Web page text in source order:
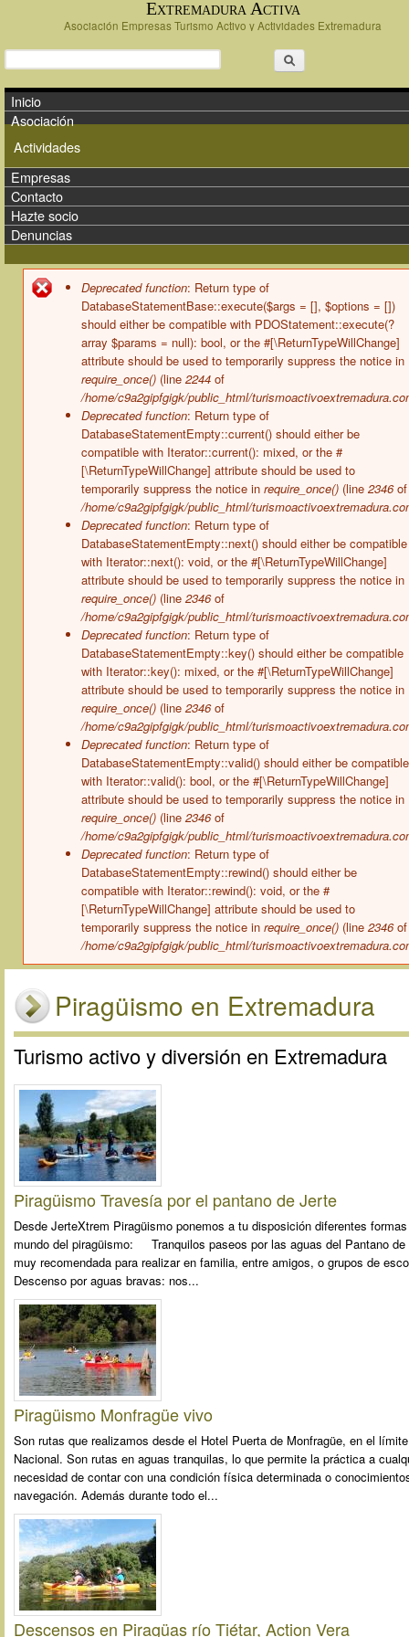
Pasar al contenido principal
Extremadura Activa
Asociación Empresas Turismo Activo y Actividades Extremadura
Formulario de búsqueda
Menú principal
Inicio
Asociación
Actividades
Empresas
Contacto
Hazte socio
Denuncias
Mensaje de error
Deprecated function: Return type of
DatabaseStatementBase::execute($args = [], $options = [])
should either be compatible with PDOStatement::execute(?
array $params = null): bool, or the #[\ReturnTypeWillChange]
attribute should be used to temporarily suppress the notice in
require_once() (line 2244 of
/home/c9a2gipfgigk/public_html/
Deprecated function: Return type of
DatabaseStatementEmpty::current() should either be
compatible with Iterator::current(): mixed, or the #
[\ReturnTypeWillChange] attribute should be used to
temporarily suppress the notice in require_once() (line 2346of
/home/c9a2gipfgigk/public_html/
Deprecated function: Return type of
DatabaseStatementEmpty::next() should either be compatible
with Iterator::next(): void, or the #[\ReturnTypeWillChange]
attribute should be used to temporarily suppress the notice in
require_once() (line 2346of
/home/c9a2gipfgigk/public_html/
Deprecated function: Return type of
DatabaseStatementEmpty::key() should either be compatible
with Iterator::key(): mixed, or the #[\ReturnTypeWillChange]
attribute should be used to temporarily suppress the notice in
require_once() (line 2346of
/home/c9a2gipfgigk/public_html/
Deprecated function: Return type of
DatabaseStatementEmpty::valid() should either be compatible
with Iterator::valid(): bool, or the #[\ReturnTypeWillChange]
attribute should be used to temporarily suppress the notice in
require_once() (line 2346of
/home/c9a2gipfgigk/public_html/
Deprecated function: Return type of
DatabaseStatementEmpty::rewind() should either be
compatible with Iterator::rewind(): void, or the #
[\ReturnTypeWillChange] attribute should be used to
temporarily suppress the notice in require_once() (line 2346of
/home/c9a2gipfgigk/public_html/
Piragüismo en Extremadura
Turismo activo y diversión en Extremadura
Piragüismo Travesía por el pantano de Jerte
Desde JerteXtrem Piragüismo ponemos a tu disposición diferentes
mundo del piragüismo: Tranquilos paseos por las aguas del Pantano
muy recomendada para realizar en familia, entre amigos, o grupos de
Descenso por aguas bravas: nos...
Piragüismo Monfragüe vivo
Son rutas que realizamos desde el Hotel Puerta de Monfragüe, en el
Nacional. Son rutas en aguas tranquilas, lo que permite la práctica a
necesidad de contar con una condición física determinada o
navegación. Además durante todo el...
Descensos en Piragüas río Tiétar, Action Vera